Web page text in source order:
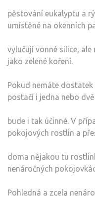
pěstování eukalyptu a
umístěné na okenních
vylučují vonné silice, ale
jako zelené koření.
Pokud nemáte
postačí i jedna nebo
bude i tak účinné. V
pokojových rostlin a
doma nějakou tu
nenáročných
Pohledná a zcela